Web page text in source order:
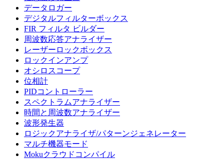
データロガー
デジタルフィルターボックス
FIR フィルタ ビルダー
周波数応答アナライザー
レーザーロックボックス
ロックインアンプ
オシロスコープ
位相計
PIDコントローラー
スペクトラムアナライザー
時間と周波数アナライザー
波形発生器
ロジックアナライザ/パターンジェネレーター
マルチ機器モード
Mokuクラウドコンパイル